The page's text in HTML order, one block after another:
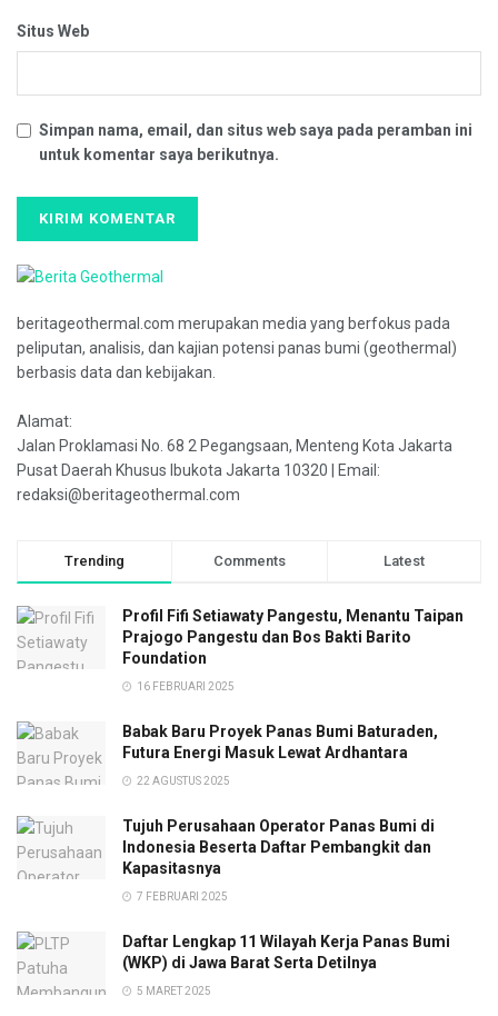
Situs Web
Simpan nama, email, dan situs web saya pada peramban ini
untuk komentar saya berikutnya.
beritageothermal.com merupakan media yang berfokus pada
peliputan, analisis, dan kajian potensi panas bumi (geothermal)
berbasis data dan kebijakan.
Alamat:
Jalan Proklamasi No. 68 2 Pegangsaan, Menteng Kota Jakarta
Pusat Daerah Khusus Ibukota Jakarta 10320 | Email:
redaksi@beritageothermal.com
Trending Comments Latest
Profil Fifi Setiawaty Pangestu, Menantu Taipan
Prajogo Pangestu dan Bos Bakti Barito
Foundation
16 FEBRUARI 2025
Babak Baru Proyek Panas Bumi Baturaden,
Futura Energi Masuk Lewat Ardhantara
22 AGUSTUS 2025
Tujuh Perusahaan Operator Panas Bumi di
Indonesia Beserta Daftar Pembangkit dan
Kapasitasnya
7 FEBRUARI 2025
Daftar Lengkap 11 Wilayah Kerja Panas Bumi
(WKP) di Jawa Barat Serta Detilnya
5 MARET 2025